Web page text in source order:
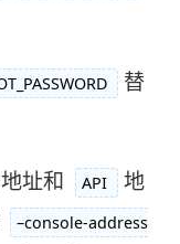
替
址和 API
地
–console-address